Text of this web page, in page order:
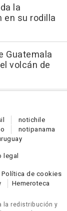
la
en su rodilla
Guatemala
volcán de
notichile
notipanama
legal
Política de cookies
Hemeroteca
la redistribución y